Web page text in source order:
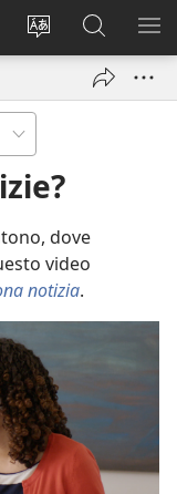
Modificare
Accedi
(apre
finestra)
Cerca
in
JW.ORG
dove
video
notizia.